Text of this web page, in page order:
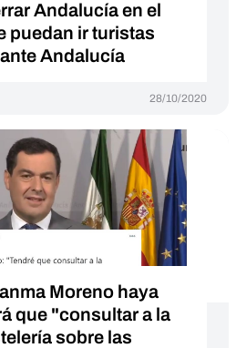
Andalucía en el
puedan ir turistas
Andalucía
28/10/2020
Moreno haya
que "consultar a la
sobre las